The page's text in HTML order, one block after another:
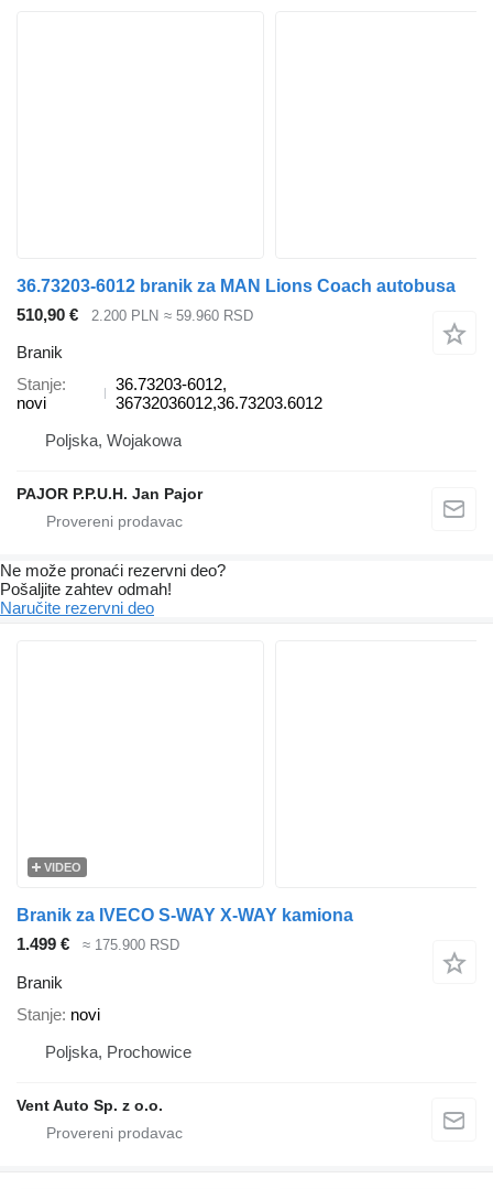
36.73203-6012 branik za MAN Lions Coach autobusa
510,90 €
2.200 PLN ≈ 59.960 RSD
Branik
Stanje
novi
36.73203-6012,
36732036012,36.73203.6012
Poljska, Wojakowa
PAJOR P.P.U.H. Jan Pajor
Ne može pronaći rezervni dеo?
Pošaljite zahtev odmah!
Naručite rezervni dеo
VIDEO
Branik za IVECO S-WAY X-WAY kamiona
1.499 €
≈ 175.900 RSD
Branik
Stanje novi
Poljska, Prochowice
Vent Auto Sp. z o.o.